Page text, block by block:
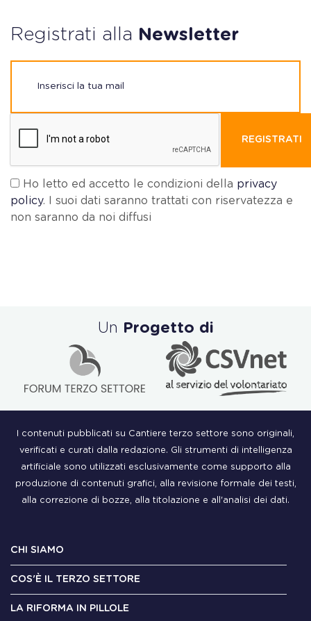
Registrati alla Newsletter
REGISTRATI
Ho letto ed accetto le condizioni della privacy
policy. I suoi dati saranno trattati con riservatezza e
non saranno da noi diffusi
Un Progetto di
I contenuti pubblicati su Cantiere terzo settore sono originali,
verificati e curati dalla redazione. Gli strumenti di intelligenza
artificiale sono utilizzati esclusivamente come supporto alla
produzione di contenuti grafici, alla revisione formale dei testi,
alla correzione di bozze, alla titolazione e all'analisi dei dati.
CHI SIAMO
COS'È IL TERZO SETTORE
LA RIFORMA IN PILLOLE